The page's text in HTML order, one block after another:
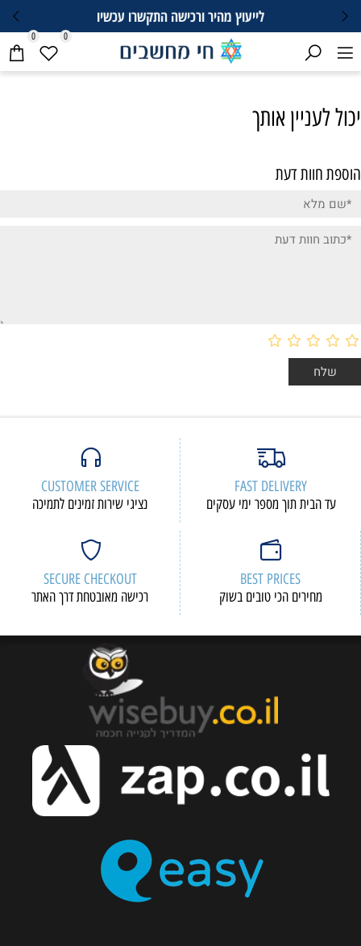
לייעוץ מהיר ורכישה התקשרו עכשיו
0 0
יכול לעניין אותך
הוספת חוות דעת
FAST DELIVERY
עד הבית תוך מספר ימי עסקים
CUSTOMER SERVICE
נציגי שירות זמינים לתמיכה
BEST PRICES
מחירים הכי טובים בשוק
SECURE CHECKOUT
רכישה מאובטחת דרך האתר